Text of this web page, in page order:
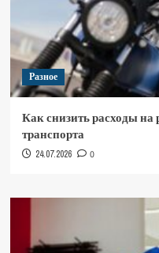
Разное
Как снизить расходы на
транспорта
24.07.2026 0